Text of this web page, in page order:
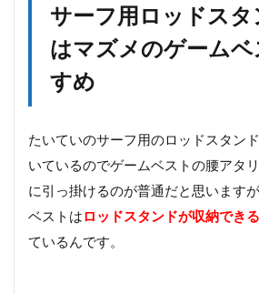
サーフ用ロッドス
はマズメのゲーム
すめ
たいていのサーフ用のロッドスタン
いているのでゲームベストの腰アタ
に引っ掛けるのが普通だと思います
ベストはロッドスタンドが収納でき
ているんです。